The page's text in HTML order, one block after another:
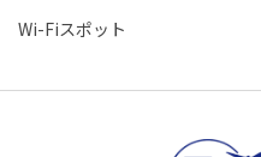
Wi-Fiスポット